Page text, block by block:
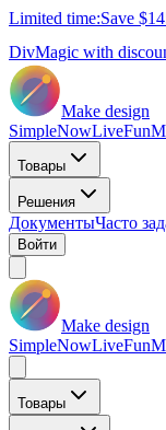
Limited time:Save
DivMagic with
Make design
SimpleNowLiveFun
Товары
Решения
ДокументыЧасто
Войти
Make design
SimpleNowLiveFun
Товары